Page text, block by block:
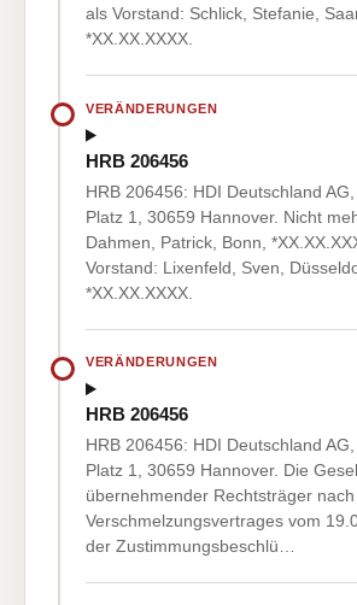
als Vorstand: Schlick, Stefanie,
*XX.XX.XXXX.
VERÄNDERUNGEN
HRB 206456
HRB 206456: HDI Deutschland
Platz 1, 30659 Hannover. Nicht
Dahmen, Patrick, Bonn,
Vorstand: Lixenfeld, Sven,
*XX.XX.XXXX.
VERÄNDERUNGEN
HRB 206456
HRB 206456: HDI Deutschland
Platz 1, 30659 Hannover. Die
übernehmender Rechtsträger
Verschmelzungsvertrages vom
der Zustimmungsbeschlü…